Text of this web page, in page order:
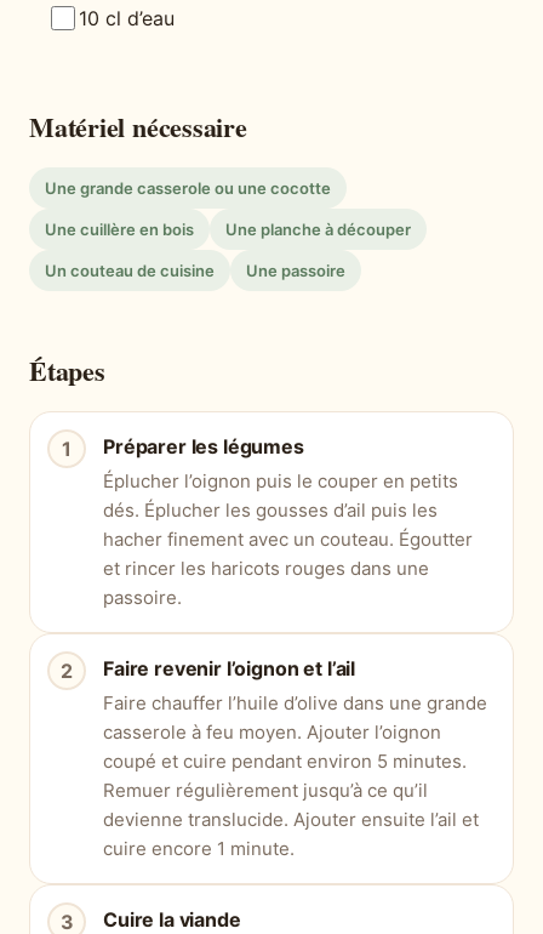
10 cl d’eau
Matériel nécessaire
Une grande casserole ou une cocotte
Une cuillère en bois Une planche à découper
Un couteau de cuisine Une passoire
Étapes
Préparer les légumes
Éplucher l’oignon puis le couper en petits
dés. Éplucher les gousses d’ail puis les
hacher finement avec un couteau. Égoutter
et rincer les haricots rouges dans une
passoire.
Faire revenir l’oignon et l’ail
Faire chauffer l’huile d’olive dans une grande
casserole à feu moyen. Ajouter l’oignon
coupé et cuire pendant environ 5 minutes.
Remuer régulièrement jusqu’à ce qu’il
devienne translucide. Ajouter ensuite l’ail et
cuire encore 1 minute.
Cuire la viande